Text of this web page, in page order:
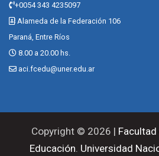
+0054 343 4235097
Alameda de la Federación 106
Paraná, Entre Ríos
8.00 a 20.00 hs.
aci.fcedu@uner.edu.ar
Copyright © 2026 | Facultad
Educación Universidad